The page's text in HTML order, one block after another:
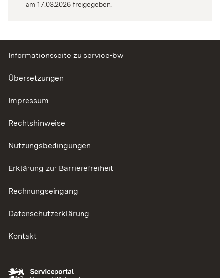
am 17.03.2026 freigegeben.
Informationsseite zu service-bw
Übersetzungen
Impressum
Rechtshinweise
Nutzungsbedingungen
Erklärung zur Barrierefreiheit
Rechnungseingang
Datenschutzerklärung
Kontakt